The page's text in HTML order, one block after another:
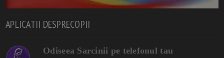
APLICATII DESPRECOPII
Odiseea Sarcinii pe telefonul tau